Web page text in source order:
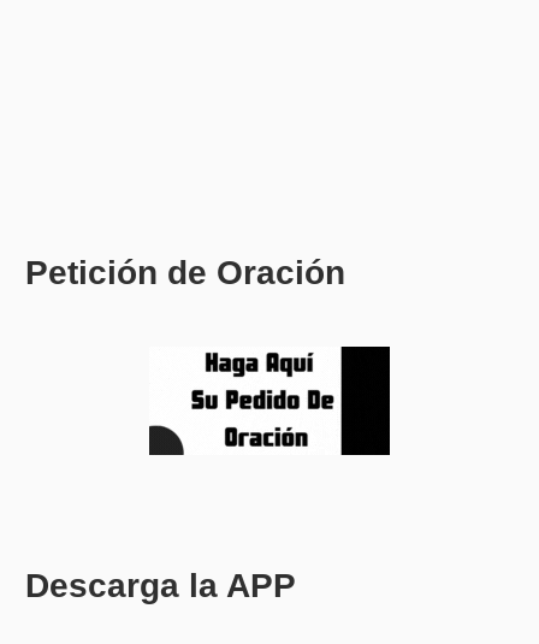
Petición de Oración
Descarga la APP